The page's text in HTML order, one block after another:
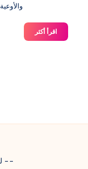
اقرأ أكثر
لقياس
--